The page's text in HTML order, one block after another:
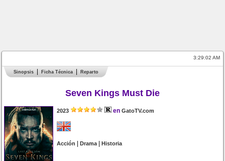
3:29:02 AM
Sinopsis Ficha Técnica Reparto
Seven Kings Must Die
2023 en GatoTV.com
Acción |Drama|Historia